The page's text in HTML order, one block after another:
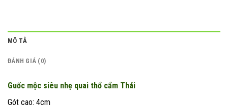
MÔ TẢ
ĐÁNH GIÁ (0)
Guốc mộc siêu nhẹ quai thổ cẩm Thái
Gót cao: 4cm